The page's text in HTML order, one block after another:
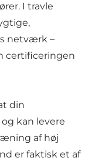
I travle
netværk –
certificeringen
din
kan levere
af høj
er faktisk et af